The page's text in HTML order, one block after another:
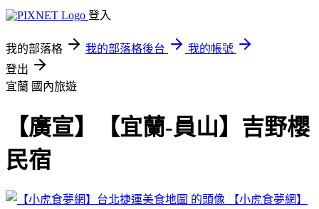
登入
我的部落格 我的部落格後台
我的帳號
登出
宜蘭 國內旅遊
【廣宣】【宜蘭-員山】吉野櫻
民宿
【小虎食夢網】